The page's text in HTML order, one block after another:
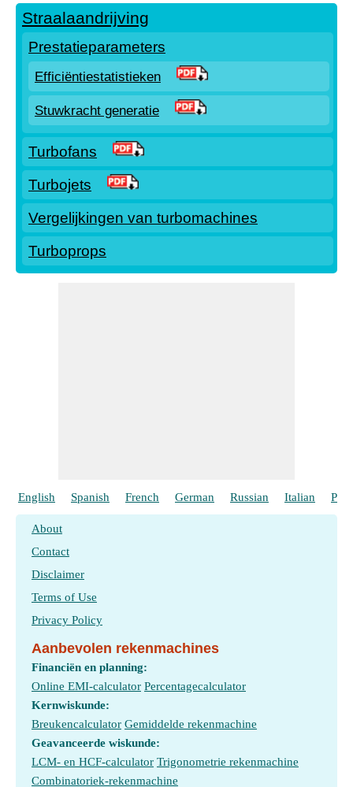
Straalaandrijving
Prestatieparameters
Efficiëntiestatistieken
Stuwkracht generatie
Turbofans
Turbojets
Vergelijkingen van turbomachines
Turboprops
English Spanish French German Russian Italian
About
Contact
Disclaimer
Terms of Use
Privacy Policy
Aanbevolen rekenmachines
Financiën en planning:
Online EMI-calculator Percentagecalculator
Kernwiskunde:
Breukencalculator Gemiddelde rekenmachine
Geavanceerde wiskunde:
LCM- en HCF-calculator Trigonometrie rekenmachine
Combinatoriek-rekenmachine